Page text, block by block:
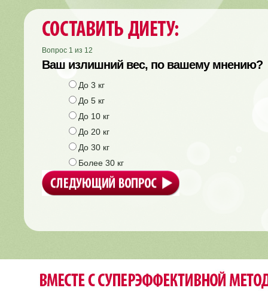
Вопрос 1 из 12
Ваш излишний вес, по вашему мнению?
До 3 кг
До 5 кг
До 10 кг
До 20 кг
До 30 кг
Более 30 кг